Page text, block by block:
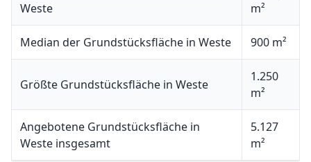
Weste
m²
Median der Grundstücksfläche in Weste 900 m²
Größte Grundstücksfläche in Weste
1.250
m²
Angebotene Grundstücksfläche in
Weste insgesamt
5.127
m²